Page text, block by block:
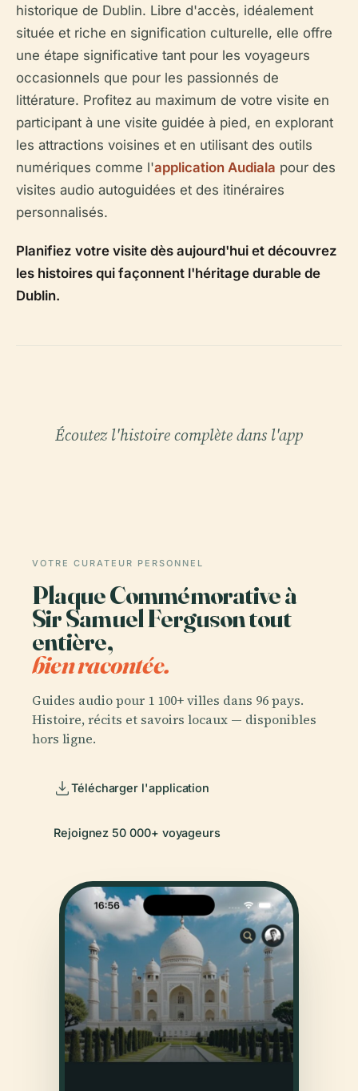
historique de Dublin. Libre d'accès, idéalement
située et riche en signification culturelle, elle offre
une étape significative tant pour les voyageurs
occasionnels que pour les passionnés de
littérature. Profitez au maximum de votre visite en
participant à une visite guidée à pied, en explorant
les attractions voisines et en utilisant des outils
numériques comme l'application Audiala pour des
visites audio autoguidées et des itinéraires
personnalisés.
Planifiez votre visite dès aujourd'hui et découvrez
les histoires qui façonnent l'héritage durable de
Dublin.
Écoutez l'histoire complète dans l'app
VOTRE CURATEUR PERSONNEL
Plaque Commémorative à
Sir Samuel Ferguson tout
entière,
bien racontée.
Guides audio pour 1 100+ villes dans 96 pays.
Histoire, récits et savoirs locaux — disponibles
hors ligne.
Télécharger l'application
Rejoignez 50 000+ voyageurs